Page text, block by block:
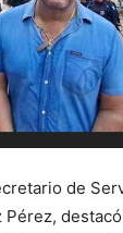
de